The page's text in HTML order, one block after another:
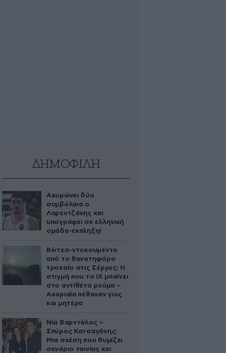
ΔΗΜΟΦΙΛΗ
Ακυρώνει δύο
συμβόλαια ο
Λαρεντζάκης και
υπογράφει σε ελληνική
ομάδα-έκπληξη!
Βίντεο-ντοκουμέντο
από το θανατηφόρο
τροχαίο στις Σέρρες: Η
στιγμή που το ΙΧ μπαίνει
στο αντίθετο ρεύμα –
Ακαριαία πέθαναν γιος
και μητέρα
Νία Βαρντάλος –
Σπύρος Κατσαγάνης:
Μια σχέση που θυμίζει
σενάριο ταινίας και